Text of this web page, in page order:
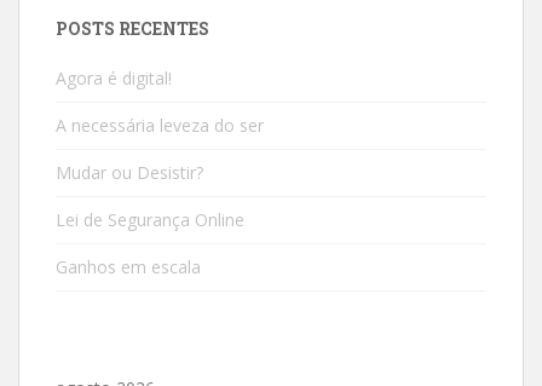
POSTS RECENTES
Agora é digital!
A necessária leveza do ser
Mudar ou Desistir?
Lei de Segurança Online
Ganhos em escala